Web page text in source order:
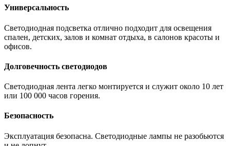
Универсальность
Светодиодная подсветка отлично подходит для освещения
спален, детских, залов и комнат отдыха, в салонов красоты и
офисов.
Долговечность светодиодов
Светодиодная лента легко монтируется и служит около 10 лет
или 100 000 часов горения.
Безопасность
Эксплуатация безопасна. Светодиодные лампы не разобьются